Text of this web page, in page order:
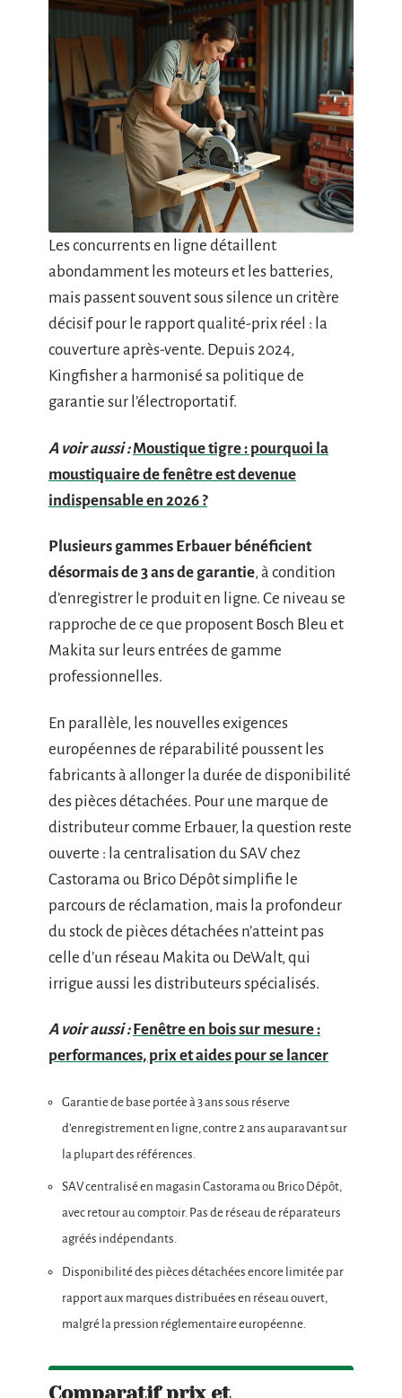
Les concurrents en ligne détaillent
abondamment les moteurs et les batteries,
mais passent souvent sous silence un critère
décisif pour le rapport qualité-prix réel : la
couverture après-vente. Depuis 2024,
Kingfisher a harmonisé sa politique de
garantie sur l’électroportatif.
A voir aussi : Moustique tigre : pourquoi la
moustiquaire de fenêtre est devenue
indispensable en 2026 ?
Plusieurs gammes Erbauer bénéficient
désormais de 3 ans de garantie, à condition
d’enregistrer le produit en ligne. Ce niveau se
rapproche de ce que proposent Bosch Bleu et
Makita sur leurs entrées de gamme
professionnelles.
En parallèle, les nouvelles exigences
européennes de réparabilité poussent les
fabricants à allonger la durée de disponibilité
des pièces détachées. Pour une marque de
distributeur comme Erbauer, la question reste
ouverte : la centralisation du SAV chez
Castorama ou Brico Dépôt simplifie le
parcours de réclamation, mais la profondeur
du stock de pièces détachées n’atteint pas
celle d’un réseau Makita ou DeWalt, qui
irrigue aussi les distributeurs spécialisés.
A voir aussi : Fenêtre en bois sur mesure :
performances, prix et aides pour se lancer
Garantie de base portée à 3 ans sous réserve
d’enregistrement en ligne, contre 2 ans auparavant sur
la plupart des références.
SAV centralisé en magasin Castorama ou Brico Dépôt,
avec retour au comptoir. Pas de réseau de réparateurs
agréés indépendants.
Disponibilité des pièces détachées encore limitée par
rapport aux marques distribuées en réseau ouvert,
malgré la pression réglementaire européenne.
Comparatif prix et